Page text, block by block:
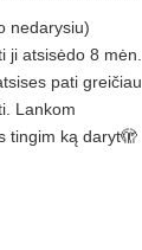
nedarysiu)
atsisėdo 8 mėn.
pati greičiau
Lankom
tingim ką daryt🫣